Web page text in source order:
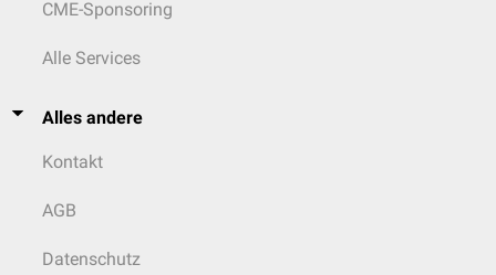
CME-Sponsoring
Alle Services
Alles andere
Kontakt
AGB
Datenschutz